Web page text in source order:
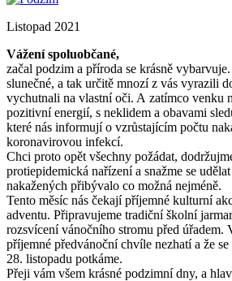
Listopad 2021
Vážení spoluobčané,
začal podzim a příroda se krásně
slunečné, a tak určitě mnozí z vás vyrazili
vychutnali na vlastní oči. A zatímco venku
pozitivní energií, s neklidem a obavami
které nás informují o vzrůstajícím počtu
koronavirovou infekcí.
Chci proto opět všechny požádat,
protiepidemická nařízení a snažme se
nakažených přibývalo co možná nejméně.
Tento měsíc nás čekají příjemné kulturní
adventu. Připravujeme tradiční školní
rozsvícení vánočního stromu před úřadem.
příjemné předvánoční chvíle nezhatí a že
28. listopadu potkáme.
Přeji vám všem krásné podzimní dny, a